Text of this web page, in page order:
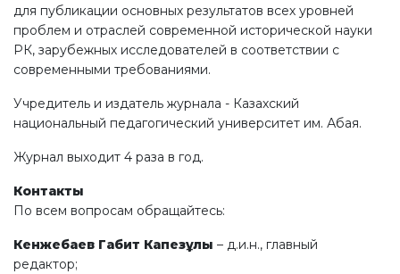
для публикации основных результатов всех уровней
проблем и отраслей современной исторической науки
РК, зарубежных исследователей в соответствии с
современными требованиями.
Учредитель и издатель журнала - Казахский
национальный педагогический университет им. Абая.
Журнал выходит 4 раза в год.
Контакты
По всем вопросам обращайтесь:
Кенжебаев Габит Капезұлы – д.и.н., главный
редактор;